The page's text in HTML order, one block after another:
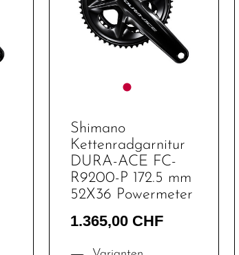
Shimano
Kettenradgarnitur
DURA-ACE FC-
R9200-P 172.5 mm
52X36 Powermeter
1.365,00 CHF